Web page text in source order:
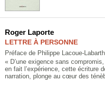
Roger Laporte
LETTRE À PERSONNE
Préface de Philippe Lacoue-
« D’une exigence sans
en fait l’expérience, cette écriture
narration, plonge au cœur des